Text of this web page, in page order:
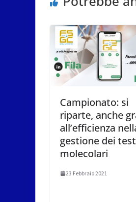
Campionato: si
riparte, anche
all’efficienza
gestione dei test
molecolari
23 Febbraio 2021